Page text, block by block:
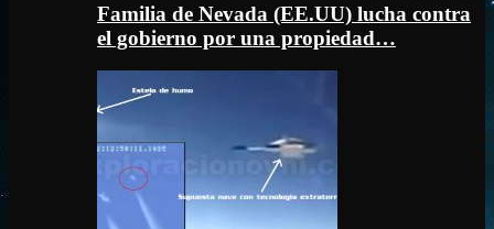
Familia de Nevada (EE.UU) lucha contra
el gobierno por una propiedad…